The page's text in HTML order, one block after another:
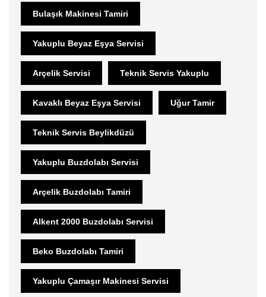
Bulaşık Makinesi Tamiri
Yakuplu Beyaz Eşya Servisi
Arçelik Servisi Teknik Servis Yakuplu
Kavaklı Beyaz Eşya Servisi Uğur Tamir
Teknik Servis Beylikdüzü
Yakuplu Buzdolabı Servisi
Arçelik Buzdolabı Tamiri
Alkent 2000 Buzdolabı Servisi
Beko Buzdolabı Tamiri
Yakuplu Çamaşır Makinesi Servisi